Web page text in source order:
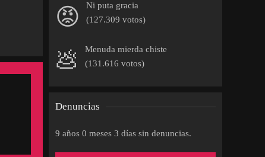
😡
Ni puta gracia
(127.309 votos)
💩
Menuda mierda chiste
(131.616 votos)
Denuncias
9 años 0 meses 3 días sin denuncias.